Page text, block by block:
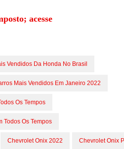
acesse
Vendidos Da Honda No Brasil
Mais Vendidos Em Janeiro 2022
Os Tempos
Todos Os Tempos
Chevrolet Onix 2022 Chevrolet Onix